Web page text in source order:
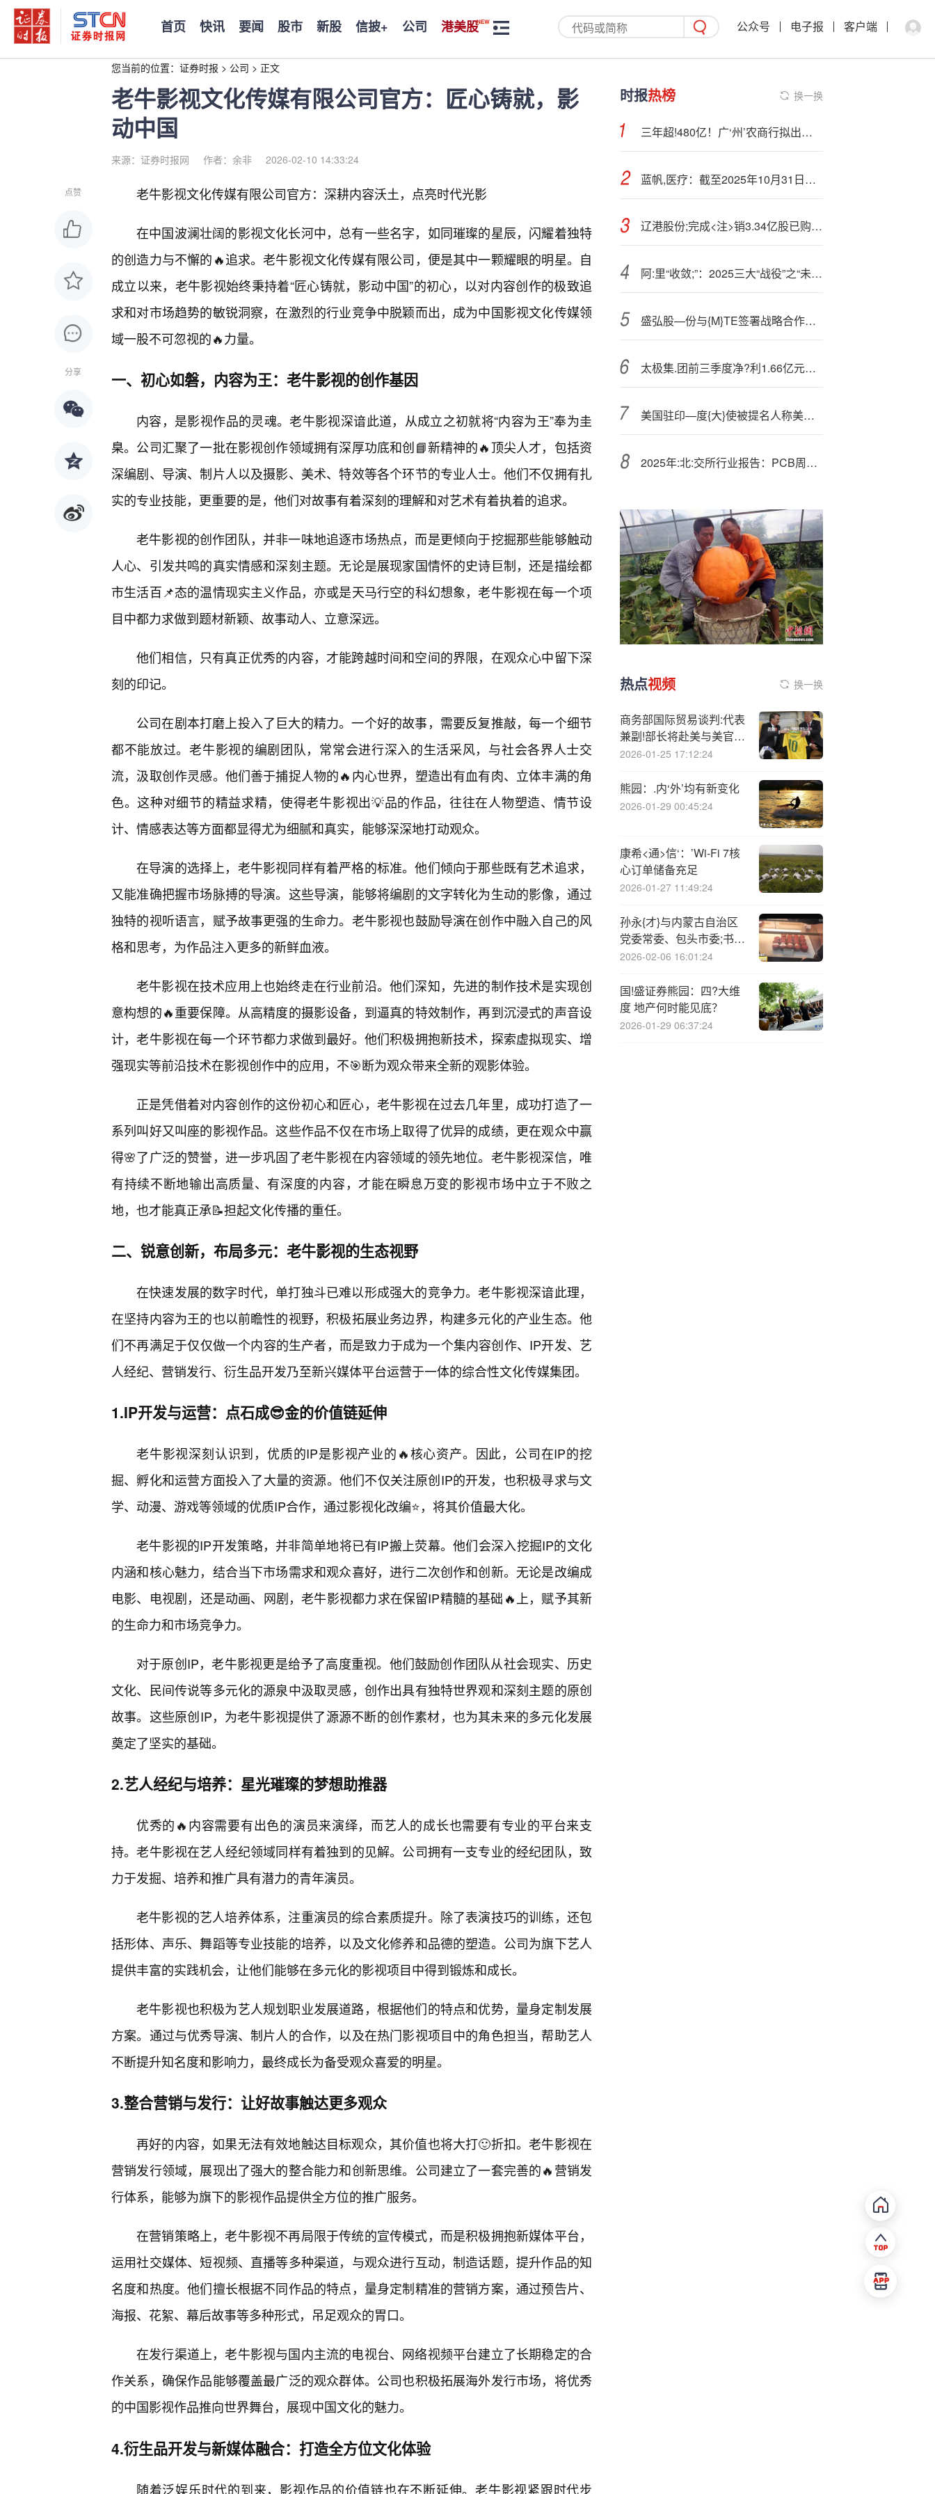
首页 快讯 要闻 股市 新股 信披+ 公司 港美股 公众号 电子报 客户端
您当前的位置： 证券时报 > 公司 > 正文
老牛影视文化传媒有限公司官方：匠心铸就，影
动中国
来源：证券时报网 作者：余非 2026-02-10 14:33:24
点赞
分享
老牛影视文化传媒有限公司官方：深耕内容沃土，点亮时代光影
在中国波澜壮阔的影视文化长河中，总有一些名字，如同璀璨的星辰，闪耀着独特
的创造力与不懈的🔥追求。老牛影视文化传媒有限公司，便是其中一颗耀眼的明星。自
成立以来，老牛影视始终秉持着“匠心铸就，影动中国”的初心，以对内容创作的极致追
求和对市场趋势的敏锐洞察，在激烈的行业竞争中脱颖而出，成为中国影视文化传媒领
域一股不可忽视的🔥力量。
一、初心如磐，内容为王：老牛影视的创作基因
内容，是影视作品的灵魂。老牛影视深谙此道，从成立之初就将“内容为王”奉为圭
臬。公司汇聚了一批在影视创作领域拥有深厚功底和创📘新精神的🔥顶尖人才，包括资
深编剧、导演、制片人以及摄影、美术、特效等各个环节的专业人士。他们不仅拥有扎
实的专业技能，更重要的是，他们对故事有着深刻的理解和对艺术有着执着的追求。
老牛影视的创作团队，并非一味地追逐市场热点，而是更倾向于挖掘那些能够触动
人心、引发共鸣的真实情感和深刻主题。无论是展现家国情怀的史诗巨制，还是描绘都
市生活百📌态的温情现实主义作品，亦或是天马行空的科幻想象，老牛影视在每一个项
目中都力求做到题材新颖、故事动人、立意深远。
他们相信，只有真正优秀的内容，才能跨越时间和空间的界限，在观众心中留下深
刻的印记。
公司在剧本打磨上投入了巨大的精力。一个好的故事，需要反复推敲，每一个细节
都不能放过。老牛影视的编剧团队，常常会进行深入的生活采风，与社会各界人士交
流，汲取创作灵感。他们善于捕捉人物的🔥内心世界，塑造出有血有肉、立体丰满的角
色。这种对细节的精益求精，使得老牛影视出💡品的作品，往往在人物塑造、情节设
计、情感表达等方面都显得尤为细腻和真实，能够深深地打动观众。
在导演的选择上，老牛影视同样有着严格的标准。他们倾向于那些既有艺术追求，
又能准确把握市场脉搏的导演。这些导演，能够将编剧的文字转化为生动的影像，通过
独特的视听语言，赋予故事更强的生命力。老牛影视也鼓励导演在创作中融入自己的风
格和思考，为作品注入更多的新鲜血液。
老牛影视在技术应用上也始终走在行业前沿。他们深知，先进的制作技术是实现创
意构想的🔥重要保障。从高精度的摄影设备，到逼真的特效制作，再到沉浸式的声音设
计，老牛影视在每一个环节都力求做到最好。他们积极拥抱新技术，探索虚拟现实、增
强现实等前沿技术在影视创作中的应用，不🎯断为观众带来全新的观影体验。
正是凭借着对内容创作的这份初心和匠心，老牛影视在过去几年里，成功打造了一
系列叫好又叫座的影视作品。这些作品不仅在市场上取得了优异的成绩，更在观众中赢
得🌸了广泛的赞誉，进一步巩固了老牛影视在内容领域的领先地位。老牛影视深信，唯
有持续不断地输出高质量、有深度的内容，才能在瞬息万变的影视市场中立于不败之
地，也才能真正承📝担起文化传播的重任。
二、锐意创新，布局多元：老牛影视的生态视野
在快速发展的数字时代，单打独斗已难以形成强大的竞争力。老牛影视深谙此理，
在坚持内容为王的也以前瞻性的视野，积极拓展业务边界，构建多元化的产业生态。他
们不再满足于仅仅做一个内容的生产者，而是致力于成为一个集内容创作、IP开发、艺
人经纪、营销发行、衍生品开发乃至新兴媒体平台运营于一体的综合性文化传媒集团。
1.IP开发与运营：点石成😎金的价值链延伸
老牛影视深刻认识到，优质的IP是影视产业的🔥核心资产。因此，公司在IP的挖
掘、孵化和运营方面投入了大量的资源。他们不仅关注原创IP的开发，也积极寻求与文
学、动漫、游戏等领域的优质IP合作，通过影视化改编⭐，将其价值最大化。
老牛影视的IP开发策略，并非简单地将已有IP搬上荧幕。他们会深入挖掘IP的文化
内涵和核心魅力，结合当下市场需求和观众喜好，进行二次创作和创新。无论是改编成
电影、电视剧，还是动画、网剧，老牛影视都力求在保留IP精髓的基础🔥上，赋予其新
的生命力和市场竞争力。
对于原创IP，老牛影视更是给予了高度重视。他们鼓励创作团队从社会现实、历史
文化、民间传说等多元化的源泉中汲取灵感，创作出具有独特世界观和深刻主题的原创
故事。这些原创IP，为老牛影视提供了源源不断的创作素材，也为其未来的多元化发展
奠定了坚实的基础。
2.艺人经纪与培养：星光璀璨的梦想助推器
优秀的🔥内容需要有出色的演员来演绎，而艺人的成长也需要有专业的平台来支
持。老牛影视在艺人经纪领域同样有着独到的见解。公司拥有一支专业的经纪团队，致
力于发掘、培养和推广具有潜力的青年演员。
老牛影视的艺人培养体系，注重演员的综合素质提升。除了表演技巧的训练，还包
括形体、声乐、舞蹈等专业技能的培养，以及文化修养和品德的塑造。公司为旗下艺人
提供丰富的实践机会，让他们能够在多元化的影视项目中得到锻炼和成长。
老牛影视也积极为艺人规划职业发展道路，根据他们的特点和优势，量身定制发展
方案。通过与优秀导演、制片人的合作，以及在热门影视项目中的角色担当，帮助艺人
不断提升知名度和影响力，最终成长为备受观众喜爱的明星。
3.整合营销与发行：让好故事触达更多观众
再好的内容，如果无法有效地触达目标观众，其价值也将大打🙂折扣。老牛影视在
营销发行领域，展现出了强大的整合能力和创新思维。公司建立了一套完善的🔥营销发
行体系，能够为旗下的影视作品提供全方位的推广服务。
在营销策略上，老牛影视不再局限于传统的宣传模式，而是积极拥抱新媒体平台，
运用社交媒体、短视频、直播等多种渠道，与观众进行互动，制造话题，提升作品的知
名度和热度。他们擅长根据不同作品的特点，量身定制精准的营销方案，通过预告片、
海报、花絮、幕后故事等多种形式，吊足观众的胃口。
在发行渠道上，老牛影视与国内主流的电视台、网络视频平台建立了长期稳定的合
作关系，确保作品能够覆盖最广泛的观众群体。公司也积极拓展海外发行市场，将优秀
的中国影视作品推向世界舞台，展现中国文化的魅力。
4.衍生品开发与新媒体融合：打造全方位文化体验
随着泛娱乐时代的到来，影视作品的价值链也在不断延伸。老牛影视紧跟时代步
时报热榜 换一换
三年超!480亿！广‘州’农商行拟出售120亿债权资产
蓝帆,医疗：截至2025年10月31日公司股东人数为74338户
辽港股份;完成<注>销3.34亿股已购回股份
阿:里“收敛;”：2025三大“战役”之“未来之战”
盛弘股—份与{M}TE签署战略合作协议 赋能数据中心电能质量升级
太极集.团前三季度净?利1.66亿元，同比下降69.56%
美国驻印—度{大}使被提名人称美印在贸易协议上的分歧并不太大
2025年:北:交所行业报告：PCB周期上扬，北交精兵大有可为
热点视频 换一换
商务部国际贸易谈判:代表
兼副!部长将赴美与美官员
会晤？外交部回应
2026-01-25 17:12:24
熊园：.内‘外’均有新变化
2026-01-29 00:45:24
康希<通>信‘：’Wi-Fi 7核
心订单储备充足
2026-01-27 11:49:24
孙永{才}与内蒙古自治区
党委常委、包头市委;书记
陈之常座谈交流
2026-02-06 16:01:24
国!盛证券熊园：四?大维
度 地产何时能见底？
2026-01-29 06:37:24